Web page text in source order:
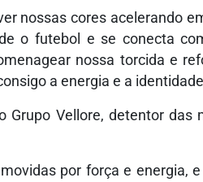
nossas cores acelerando
o futebol e se conecta
nossa torcida e
a energia e a
Grupo Vellore, detentor
por força e energia,